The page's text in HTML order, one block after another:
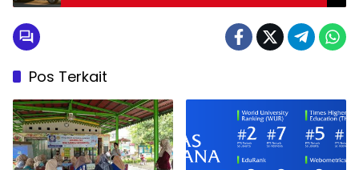
Pos Terkait